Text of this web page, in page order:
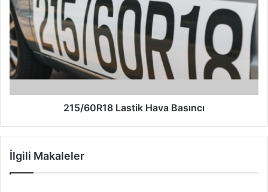
Lastik
Hava
Basıncı
215/60R18 Lastik Hava Basıncı
İlgili Makaleler